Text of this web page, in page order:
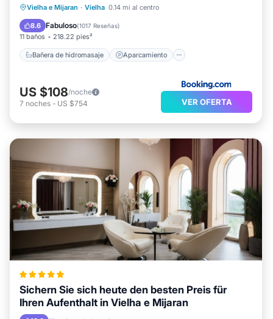
Vielha e Mijaran · Vielha 0.14 mi al centro
8.6 Fabuloso(1017 Reseñas)
11 baños 218.22 pies²
Bañera de hidromasaje Aparcamiento
Bañera de hidromasaje
Aparcamiento
Spa
Esquí
US $108/noche
7 noches - US $754 VER OFERTA
Sichern Sie sich heute den besten Preis für
Ihren Aufenthalt in Vielha e Mijaran